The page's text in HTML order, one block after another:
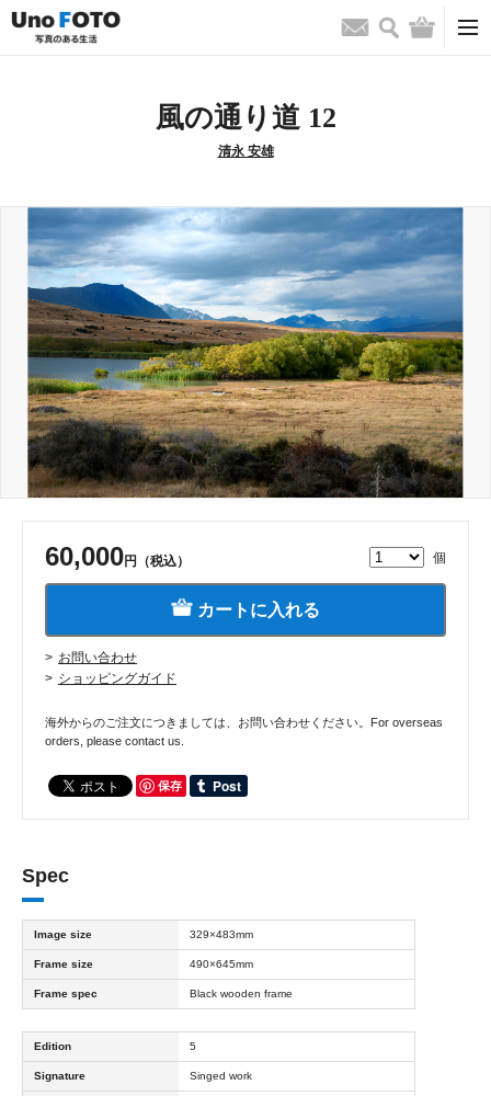
お問い合わせ
検索 バッグ
風の通り道 12
清永 安雄
60,000円（税込） 個
カートに入れる
お問い合わせ
ショッピングガイド
海外からのご注文につきましては、お問い合わせください。For overseas
orders, please contact us.
保存
Spec
Image size 329×483mm
Frame size 490×645mm
Frame spec Black wooden frame
Edition 5
Signature Singed work